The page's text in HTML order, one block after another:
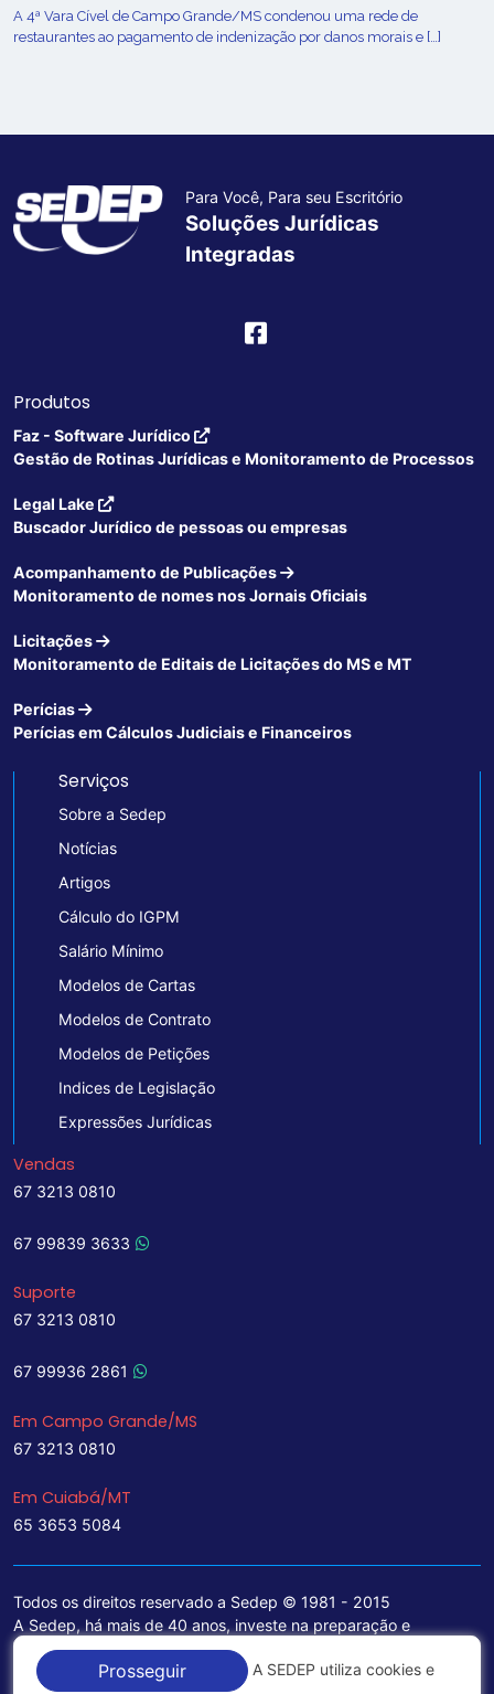
A 4ª Vara Cível de Campo Grande/MS condenou uma rede de
restaurantes ao pagamento de indenização por danos morais e […]
Para Você, Para seu Escritório
Soluções Jurídicas
Integradas
Produtos
Faz - Software Jurídico
Gestão de Rotinas Jurídicas e Monitoramento de Processos
Legal Lake
Buscador Jurídico de pessoas ou empresas
Acompanhamento de Publicações
Monitoramento de nomes nos Jornais Oficiais
Licitações
Monitoramento de Editais de Licitações do MS e MT
Perícias
Perícias em Cálculos Judiciais e Financeiros
Serviços
Sobre a Sedep
Notícias
Artigos
Cálculo do IGPM
Salário Mínimo
Modelos de Cartas
Modelos de Contrato
Modelos de Petições
Indices de Legislação
Expressões Jurídicas
Vendas
67 3213 0810
67 99839 3633
Suporte
67 3213 0810
67 99936 2861
Em Campo Grande/MS
67 3213 0810
Em Cuiabá/MT
65 3653 5084
Todos os direitos reservado a Sedep © 1981 - 2015
A Sedep, há mais de 40 anos, investe na preparação e
treinamento de funcionários e na aquisição de tecnologia de
ponta para a ampliação de seu portfólio de serviços voltados
Prosseguir A SEDEP utiliza cookies e